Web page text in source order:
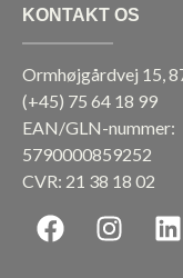
KONTAKT OS
Ormhøjgårdvej 15,
(+45) 75 64 18 99
EAN/GLN-nummer:
5790000859252
CVR: 21 38 18 02
F
a
I
n
L
i